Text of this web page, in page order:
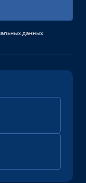
данных